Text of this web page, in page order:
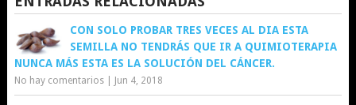
CON SOLO PROBAR TRES VECES AL DIA ESTA
SEMILLA NO TENDRÁS QUE IR A QUIMIOTERAPIA
NUNCA MÁS ESTA ES LA SOLUCIÓN DEL CÁNCER.
No hay comentarios| Jun 4, 2018